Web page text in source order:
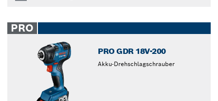
PRO
PRO GDR 18V-200
Akku-Drehschlagschrauber